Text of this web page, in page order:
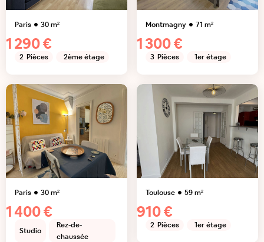
Paris 30m²
1 290 €
2 Pièces 2ème étage
Montmagny 71 m²
1 300 €
3 Pièces 1er étage
Paris 30m²
1 400 €
Studio
Rez-de-
chaussée
Toulouse 59m²
910 €
2 Pièces 1er étage